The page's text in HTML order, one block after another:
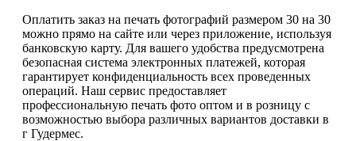
Оплатить заказ на печать фотографий размером 30 на 30
можно прямо на сайте или через приложение, используя
банковскую карту. Для вашего удобства предусмотрена
безопасная система электронных платежей, которая
гарантирует конфиденциальность всех проведенных
операций. Наш сервис предоставляет
профессиональную печать фото оптом и в розницу с
возможностью выбора различных вариантов доставки в
г Гудермес.